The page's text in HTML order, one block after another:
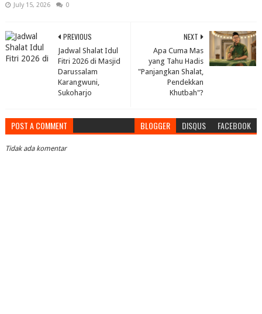
July 15, 2026 0
NEXT
Apa Cuma Mas
yang Tahu Hadis
"Panjangkan Shalat,
Pendekkan
Khutbah"?
PREVIOUS
Jadwal Shalat Idul
Fitri 2026 di Masjid
Darussalam
Karangwuni,
Sukoharjo
POST A COMMENT BLOGGER DISQUS FACEBOOK
Tidak ada komentar